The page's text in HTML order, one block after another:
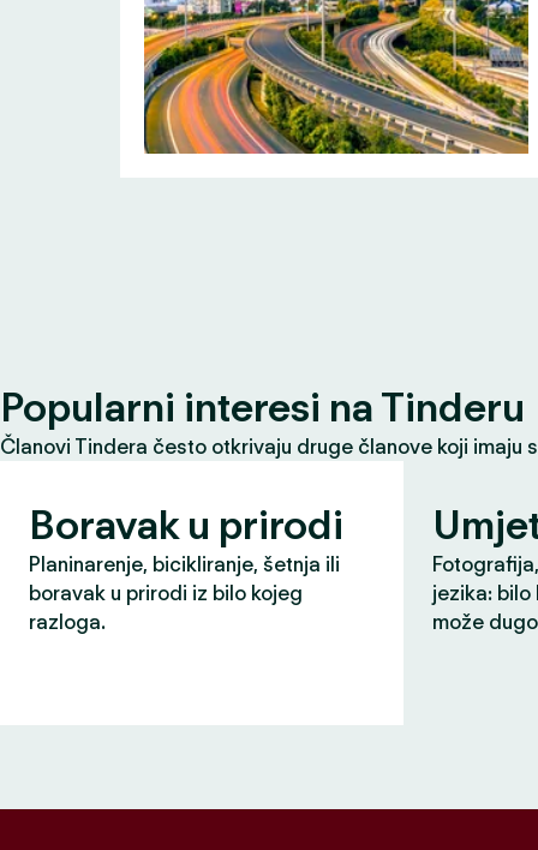
Popularni interesi na Tinderu
Članovi Tindera često otkrivaju druge članove koji
Boravak u prirodi
Planinarenje, bicikliranje, šetnja ili
boravak u prirodi iz bilo kojeg
razloga.
jezika: bilo
može